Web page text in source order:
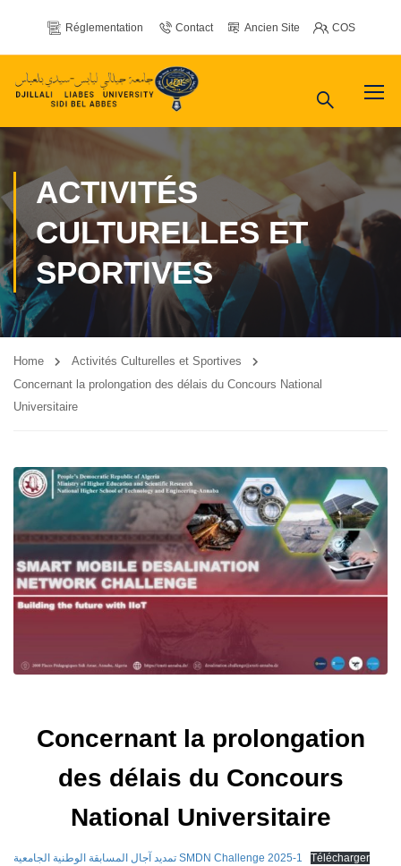
Réglementation Contact Ancien Site COS
ACTIVITÉS
CULTURELLES ET
SPORTIVES
Home
Activités Culturelles et Sportives
Concernant la prolongation des délais du Concours National
Universitaire
Concernant la prolongation
des délais du Concours
National Universitaire
تمديد آجال المسابقة الوطنية الجامعية SMDN Challenge 2025-1
Télécharger